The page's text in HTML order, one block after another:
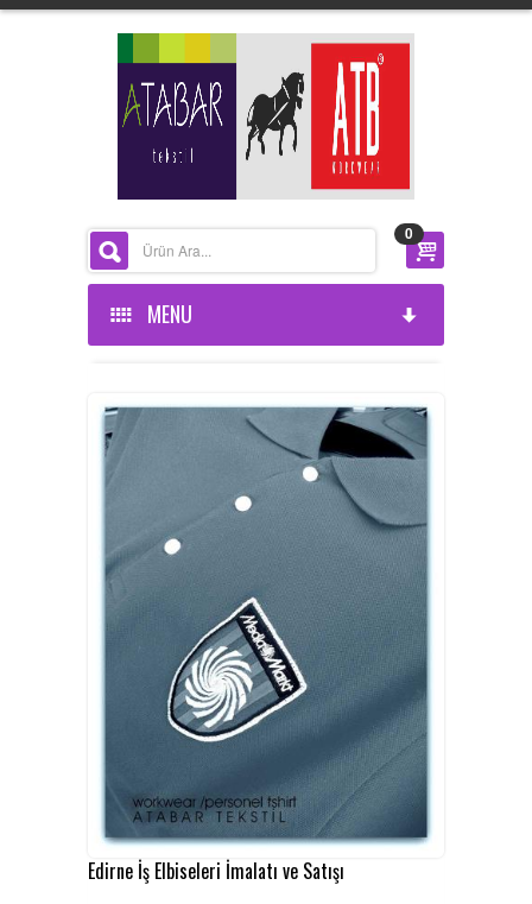
0
MENU
KURUMSAL
BELGELERIMIZ
HABERLER
REFERANSLAR
KAMPANYA
SİPARİŞ LİSTESİ
İLETİŞİM
Edirne İş Elbiseleri İmalatı ve Satışı